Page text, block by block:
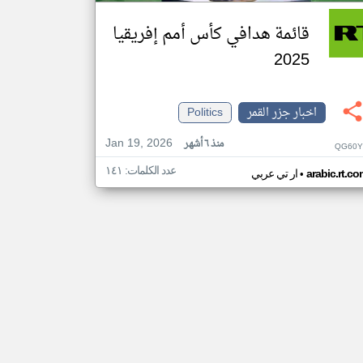
قائمة هدافي كأس أمم إفريقيا
2025
اخبار جزر القمر
Politics
Jan 19, 2026
منذ ٦ أشهر
ار تي عربي• عدد الكلمات: ١٤١